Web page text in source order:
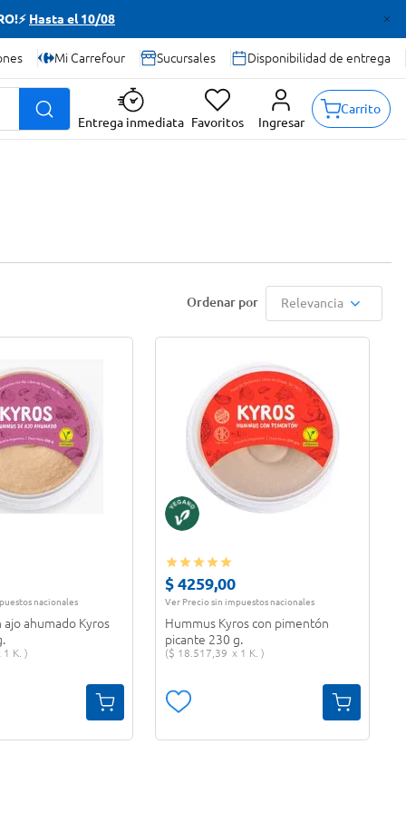
Hasta el 10/08
Mi Carrefour Sucursales Disponibilidad de entrega
Entrega inmediata Favoritos Ingresar
Carrito
Relevancia
nacionales
ajo ahumado Kyros
1 K.
$4259,00
Ver Precio sin impuestos nacionales
Hummus Kyros con pimentón
picante 230 g.
$ 18.517,39 1 K.